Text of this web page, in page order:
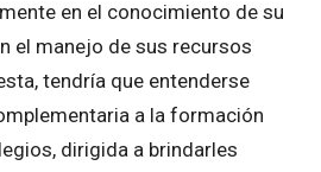
en el conocimiento de su
el manejo de sus recursos
tendría que entenderse
a la formación
dirigida a brindarles